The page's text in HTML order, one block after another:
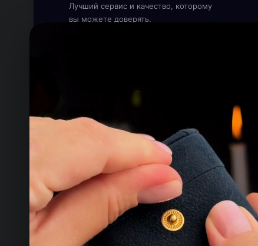
Лучший сервис и качество, которому
вы можете доверять.
КОНТАКТЫ
ТЕЛЕФОН
+993 649 593 67
rdemirov@cool.com.tm